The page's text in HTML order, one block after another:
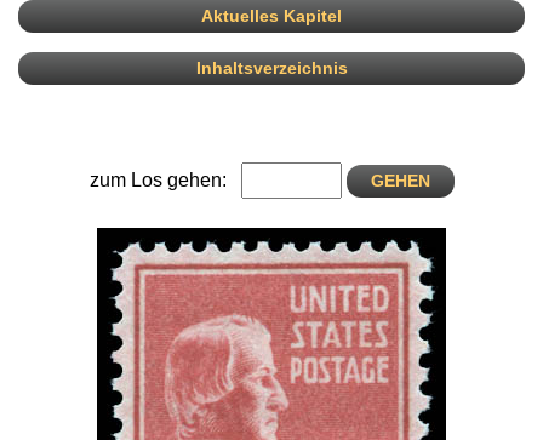
Aktuelles Kapitel
Inhaltsverzeichnis
zum Los gehen: